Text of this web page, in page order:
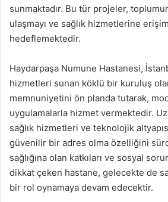
sunmaktadır. Bu tür projeler,
ulaşmayı ve sağlık hizmetlerine
hedeflemektedir.
Haydarpaşa Numune Hastanesi,
hizmetleri sunan köklü bir kuruluş
memnuniyetini ön planda tutarak,
uygulamalarla hizmet vermektedir.
sağlık hizmetleri ve teknolojik
güvenilir bir adres olma özelliğini
sağlığına olan katkıları ve sosyal
dikkat çeken hastane, gelecekte de
bir rol oynamaya devam edecektir.